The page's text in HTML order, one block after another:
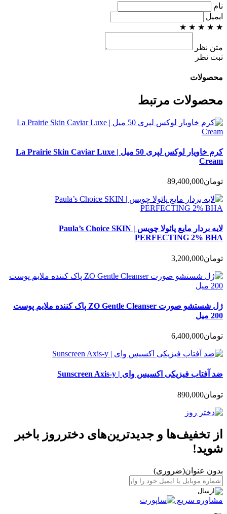
نام
ایمیل
★
★
★
★
★
متن نظر
ثبت نظر
محصولات
محصولات مرتبط
کرم خاویار لوکس لپری 50 میل | La Prairie Skin Caviar Luxe
Cream
تومان89,400,000
لایه بردار مایع پائولا چویس | Paula’s Choice SKIN
PERFECTING 2% BHA
تومان3,200,000
ژل شستشو صورت ZO Gentle Cleanser پاک کننده ملایم پوست
200 میل
تومان6,400,000
ضد آفتاب فیزیکی اکسیس وای | Sunscreen Axis-y
تومان890,000
از تخفیف‌ها و جدیدترین‌های دخترروز باخبر
شوید!
بدون عنوان(ضروری)
مشاوره سریع